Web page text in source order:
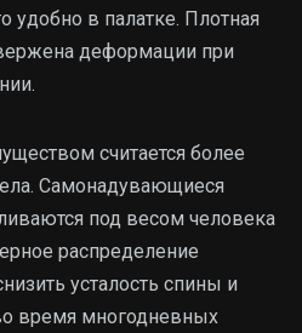
удобно в палатке. Плотная
деформации при
считается более
Самонадувающиеся
под весом человека
распределение
усталость спины и
время многодневных